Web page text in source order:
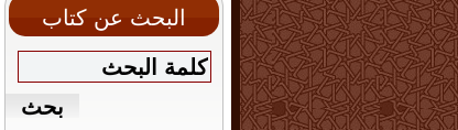
البحث عن كتاب